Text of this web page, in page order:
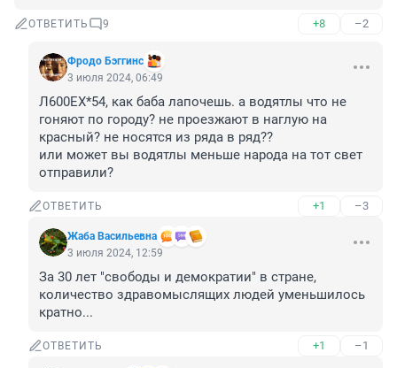
ОТВЕТИТЬ 9 +8 –2
Фродо Бэггинс
3 июля 2024, 06:49
Л600EХ*54, как баба лапочешь. а водятлы что не
гоняют по городу? не проезжают в наглую на
красный? не носятся из ряда в ряд??
или может вы водятлы меньше народа на тот свет
отправили?
ОТВЕТИТЬ +1 –3
Жаба Васильевна
3 июля 2024, 12:59
За 30 лет "свободы и демократии" в стране,
количество здравомыслящих людей уменьшилось
кратно...
ОТВЕТИТЬ +1 –1